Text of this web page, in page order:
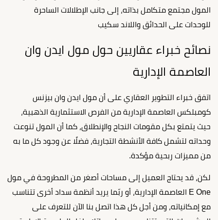
المول مجتمع متكامل بذاته، إلى جانب الإطلالات الساحرة
للوحدات على الحدائق واللاند سكيب
نصائح خبراء عقاريين حول مول ايدن وان
العاصمة الإدارية
اتفق خبراء التطوير العقاري على أن مول ايدن وان بيزنس
كومبلكس العاصمة الإدارية من الفرص الاستثمارية الذهبية،
حيث يتمتع بكل مقومات النجاح والإنطلاق، كما أن المول تنوعت
وحداته لتشمل كافة الأنشطة التجارية، فضلًا عن وجود كل ما به
من مميزات ربحية مؤكدة.
لكن، قد يحتاج العميل إلى مساحات أصغر من المطروحة في مول
E One العاصمة الإدارية، أو ربّما يريد أنظمة سداد أخرى تتناسب
مع إمكانياته، ومن أجل كل هذا اتصل بنا الآن للتعرف على